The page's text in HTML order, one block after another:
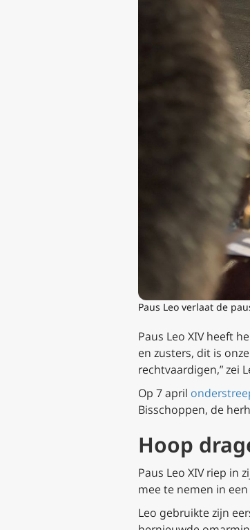
Paus Leo verlaat de
Paus Leo XIV heeft
en zusters, dit is
rechtvaardigen,” zei
Op 7 april
Bisschoppen, de
Hoop
Paus Leo XIV riep in
mee te nemen in
Leo gebruikte zijn